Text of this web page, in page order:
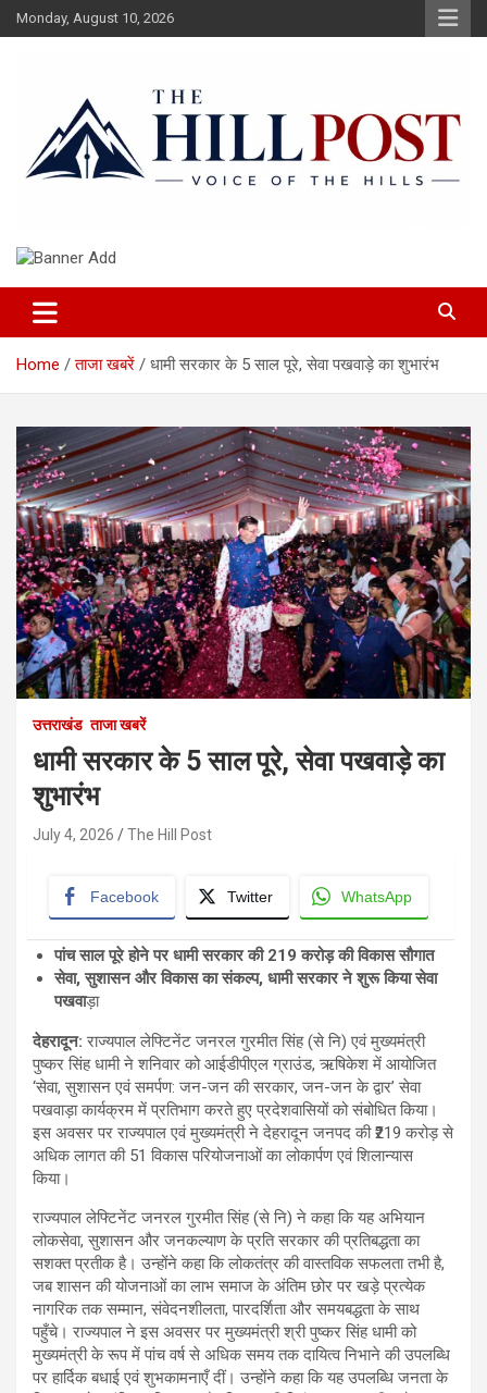
Skip
to
Monday, August 10, 2026
The Hillpost
Home ताजा खबरें धामी सरकार के 5 साल पूरे, सेवा पखवाड़े का शुभारंभ
उत्तराखंड ताजा खबरें
धामी सरकार के 5 साल पूरे, सेवा पखवाड़े का
शुभारंभ
July 4, 2026 The Hill Post
Facebook Twitter WhatsApp
पांच साल पूरे होने पर धामी सरकार की 219 करोड़ की विकास सौगात
सेवा, सुशासन और विकास का संकल्प, धामी सरकार ने शुरू किया सेवा
पखवाड़ा
देहरादून:राज्यपाल लेफ्टिनेंट जनरल गुरमीत सिंह (से नि) एवं मुख्यमंत्री
पुष्कर सिंह धामी ने शनिवार को आईडीपीएल ग्राउंड, ऋषिकेश में आयोजित
‘सेवा, सुशासन एवं समर्पण: जन-जन की सरकार, जन-जन के द्वार’ सेवा
पखवाड़ा कार्यक्रम में प्रतिभाग करते हुए प्रदेशवासियों को संबोधित किया।
इस अवसर पर राज्यपाल एवं मुख्यमंत्री ने देहरादून जनपद की ₹219 करोड़ से
अधिक लागत की 51 विकास परियोजनाओं का लोकार्पण एवं शिलान्यास
किया।
राज्यपाल लेफ्टिनेंट जनरल गुरमीत सिंह (से नि) ने कहा कि यह अभियान
लोकसेवा, सुशासन और जनकल्याण के प्रति सरकार की प्रतिबद्धता का
सशक्त प्रतीक है। उन्होंने कहा कि लोकतंत्र की वास्तविक सफलता तभी है,
जब शासन की योजनाओं का लाभ समाज के अंतिम छोर पर खड़े प्रत्येक
नागरिक तक सम्मान, संवेदनशीलता, पारदर्शिता और समयबद्धता के साथ
पहुँचे। राज्यपाल ने इस अवसर पर मुख्यमंत्री श्री पुष्कर सिंह धामी को
मुख्यमंत्री के रूप में पांच वर्ष से अधिक समय तक दायित्व निभाने की उपलब्धि
पर हार्दिक बधाई एवं शुभकामनाएँ दीं। उन्होंने कहा कि यह उपलब्धि जनता के